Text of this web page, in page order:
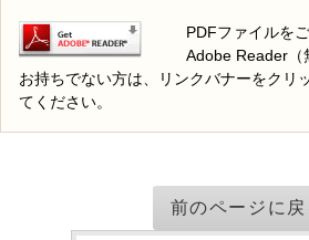
PDFファイルを
Adobe Reader（
お持ちでない方は、リンクバナーをクリ
てください。
前のページに戻